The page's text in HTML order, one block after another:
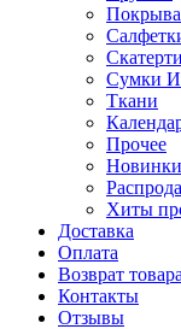
Скатерти
Сумки
Ткани
Прочее
Новинки
Хиты
Доставка
Оплата
Возврат товара
Контакты
Отзывы